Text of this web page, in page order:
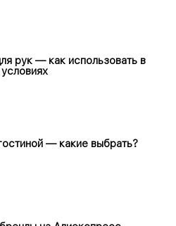
рук — как использовать в
— какие выбрать?